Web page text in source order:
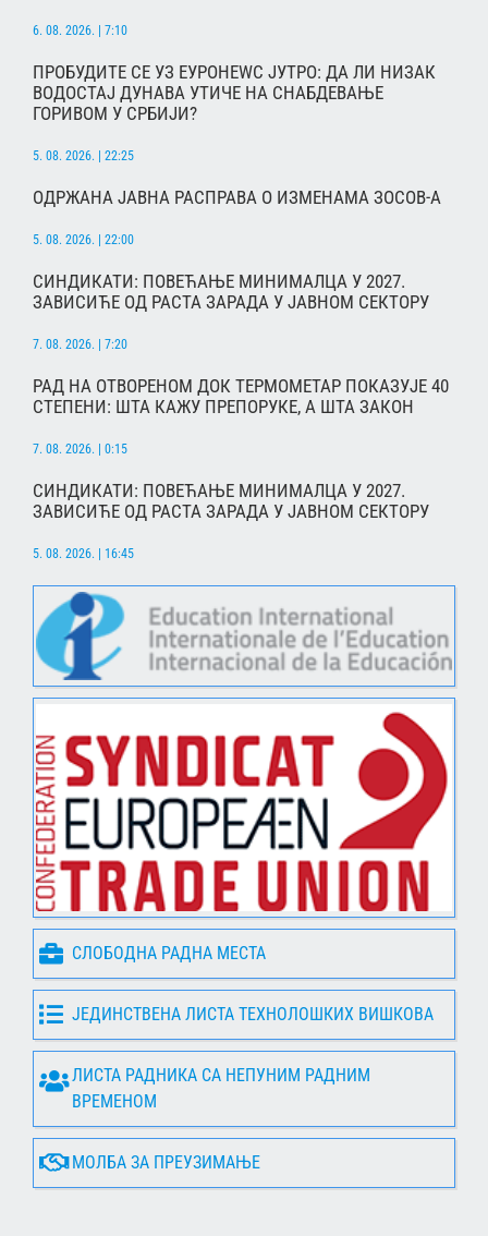
6. 08. 2026. | 7:10
ПРОБУДИТЕ СЕ УЗ ЕУРОНЕWС ЈУТРО: ДА ЛИ НИЗАК
ВОДОСТАЈ ДУНАВА УТИЧЕ НА СНАБДЕВАЊЕ
ГОРИВОМ У СРБИЈИ?
5. 08. 2026. | 22:25
ОДРЖАНА ЈАВНА РАСПРАВА О ИЗМЕНАМА ЗОСОВ-А
5. 08. 2026. | 22:00
СИНДИКАТИ: ПОВЕЋАЊЕ МИНИМАЛЦА У 2027.
ЗАВИСИЋЕ ОД РАСТА ЗАРАДА У ЈАВНОМ СЕКТОРУ
7. 08. 2026. | 7:20
РАД НА ОТВОРЕНОМ ДОК ТЕРМОМЕТАР ПОКАЗУЈЕ 40
СТЕПЕНИ: ШТА КАЖУ ПРЕПОРУКЕ, А ШТА ЗАКОН
7. 08. 2026. | 0:15
СИНДИКАТИ: ПОВЕЋАЊЕ МИНИМАЛЦА У 2027.
ЗАВИСИЋЕ ОД РАСТА ЗАРАДА У ЈАВНОМ СЕКТОРУ
5. 08. 2026. | 16:45
СЛОБОДНА РАДНА МЕСТА
ЈЕДИНСТВЕНА ЛИСТА ТЕХНОЛОШКИХ ВИШКОВА
ЛИСТА РАДНИКА СА НЕПУНИМ РАДНИМ
ВРЕМЕНОМ
МОЛБА ЗА ПРЕУЗИМАЊЕ